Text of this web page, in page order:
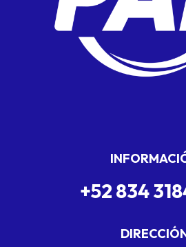
+52 834